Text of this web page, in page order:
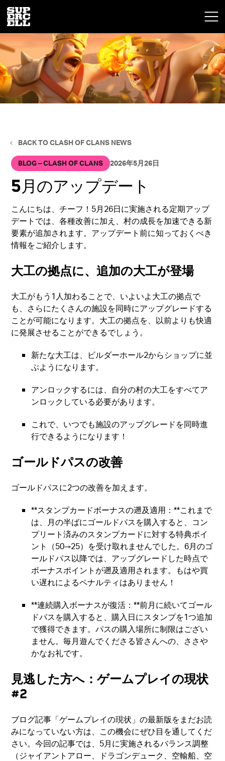
BACK TO CLASH OF CLANS NEWS
BLOG – CLASH OF CLANS 2026年5月26日
5月のアップデート
こんにちは、チーフ！5月26日に実施される定期アップ
デートでは、各種改善に加え、村の成長を加速できる新
要素が追加されます。アップデート前に知っておくべき
情報をご紹介します。
大工の拠点に、追加の大工が登場
大工がもう1人加わることで、いよいよ大工の拠点で
も、さらにたくさんの施設を同時にアップグレードする
ことが可能になります。大工の拠点を、以前よりも快適
に発展させることができるでしょう。
新たな大工は、ビルダーホール2からショップに並
ぶようになります。
アンロックするには、自分の村の大工をすべてア
ンロックしている必要があります。
これで、いつでも施設のアップグレードを同時進
行できるようになります！
ゴールドパスの改善
ゴールドパスに2つの改善を加えます。
**スタンプカードボーナスの遡及適用：**これまで
は、月の半ばにゴールドパスを購入すると、コン
プリート済みのスタンプカードに対する特典ポイ
ント（50→25）を受け取れませんでした。6月のゴ
ールドパス以降では、アップグレードした時点で
ボーナスポイントが遡及適用されます。もはや買
い遅れによるペナルティはありません！
**連続購入ボーナスが復活：**前月に続いてゴール
ドパスを購入すると、購入日にスタンプを1つ追加
で獲得できます。パスの購入場所に制限はござい
ません。毎月遊んでくださる皆さんへの、ささや
かなお礼です。
見逃した方へ：ゲームプレイの現状
#2
ブログ記事「ゲームプレイの現状」の最新版をまだお読
みになっていない方は、この機会にぜひ目を通してくだ
さい。今回の記事では、5月に実施されるバランス調整
（ジャイアントアロー、ドラゴンデューク、空輸船、空